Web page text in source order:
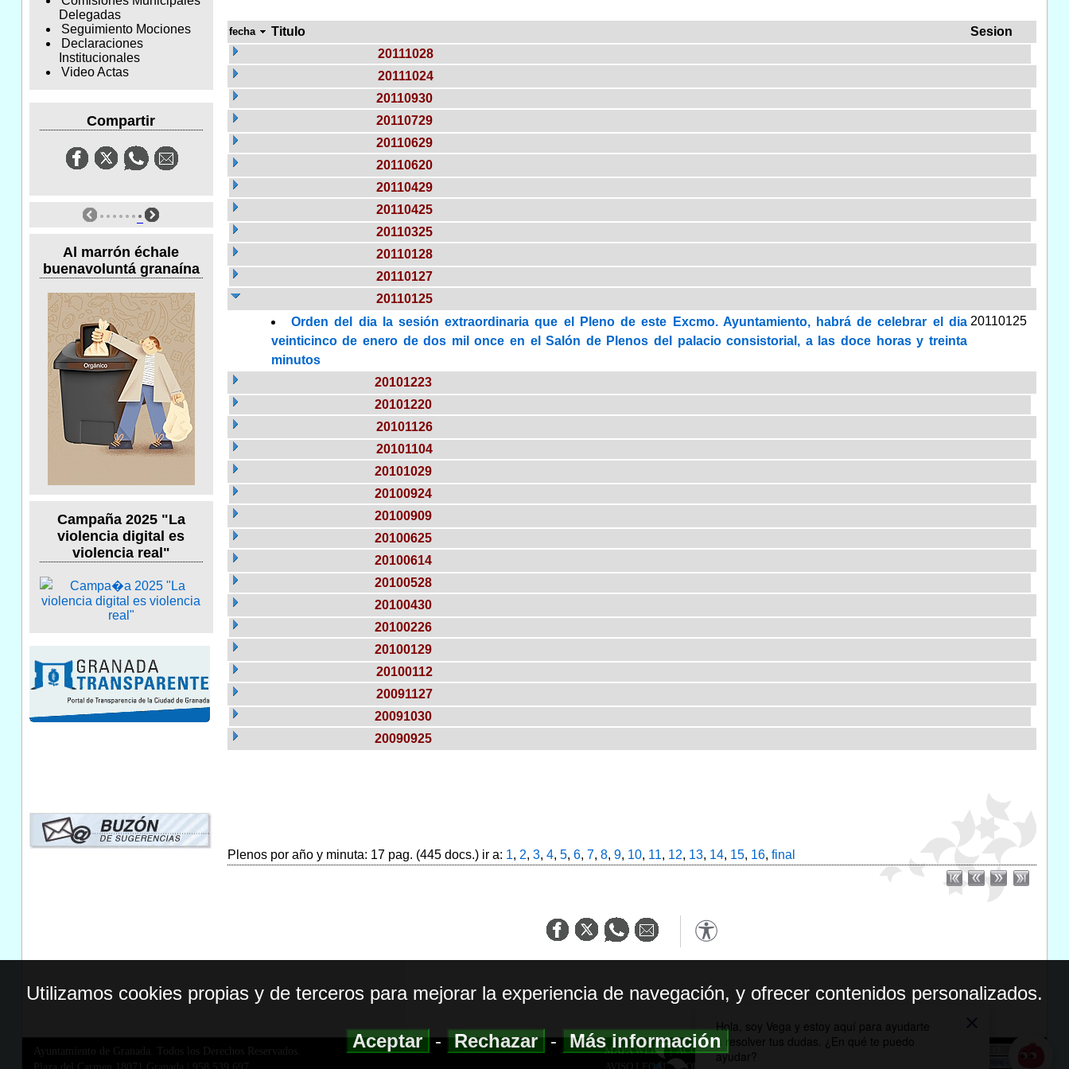
Delegadas
Seguimiento Mociones
Declaraciones
Institucionales
Video Actas
Compartir
Al marrón échale
buenavoluntá granaína
Campaña 2025 "La
violencia digital es
violencia real"
fecha Titulo
Sesion
20111028
20111024
20110930
20110729
20110629
20110620
20110429
20110425
20110325
20110128
20110127
20110125
Orden del dia la sesión extraordinaria que el Pleno de este Excmo. Ayuntamiento, habrá de celebrar el dia
veinticinco de enero de dos mil once en el Salón de Plenos del palacio consistorial, a las doce horas y treinta
minutos
20110125
20101223
20101220
20101126
20101104
20101029
20100924
20100909
20100625
20100614
20100528
20100430
20100226
20100129
20100112
20091127
20091030
20090925
Plenos por año y minuta: 17 pag. (445 docs.) ir a: 1, 2, 3, 4, 5, 6, 7, 8, 9, 10, 11, 12, 13, 14, 15, 16, final
Ayuntamiento de Granada. Todos los Derechos Reservados.
MAPA WEB|ACCESIBILIDAD
AVISO LEGAL| POLITICA DE PRIVACIDAD
Utilizamos cookies propias y de terceros para mejorar la experiencia de navegación, y ofrecer contenidos personalizados.
Aceptar-Rechazar-Más información